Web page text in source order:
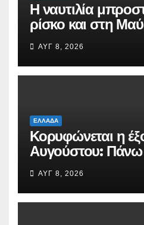
Η ναυτιλία
ρίσκο και στη
Αυξημένα ναύλα
πολέμου
ΑΥΓ 8, 2026
ΕΛΛΆΔΑ
Κορυφώνεται η
Αυγούστου:
αδειούχοι
από τα λιμάνια της
ΑΥΓ 8, 2026